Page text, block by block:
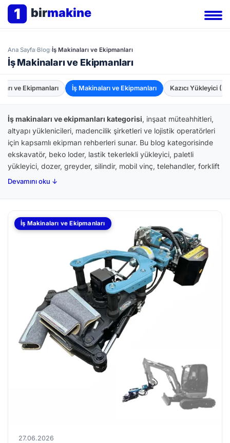
1 birmakine
Ana Sayfa›Blog›İş Makinaları ve Ekipmanları
İş Makinaları ve Ekipmanları
ve Ekipmanları İş Makinaları ve Ekipmanları Kazıcı Yükleyici
İş makinaları ve ekipmanları kategorisi, inşaat müteahhitleri,
altyapı yüklenicileri, madencilik şirketleri ve lojistik operatörleri
için kapsamlı ekipman rehberleri sunar. Bu blog kategorisinde
ekskavatör, beko loder, lastik tekerlekli yükleyici, paletli
yükleyici, dozer, greyder, silindir, mobil vinç, telehandler, forklift
ve özel amaçlı inşaat ekipmanları detaylı şekilde işlenir.
serileri karşılaştırmalı olarak değerlendirilir. İkinci el iş makinesi
pazarı dinamikleri, kiralama vs satın alma kararı, motor saati
bazlı amortisman, lastik/palet ömrü, kabin teknolojileri ve filo
yönetimi sistemleri yazılarımızın temel başlıklarındandır.
Devamını oku ↓
İş Makinaları ve Ekipmanları
27.06.2026